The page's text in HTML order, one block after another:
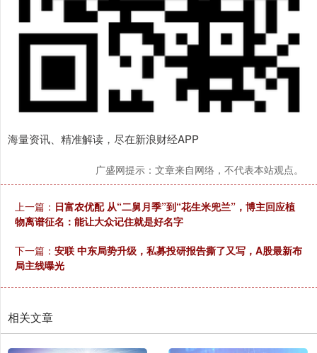
海量资讯、精准解读，尽在新浪财经APP
广盛网提示：文章来自网络，不代表本站观点。
上一篇： 日富农优配 从“二舅月季”到“花生米兜兰”，博主回应植
物离谱征名：能让大众记住就是好名字
下一篇： 安联 中东局势升级，私募投研报告撕了又写，A股最新布
局主线曝光
相关文章